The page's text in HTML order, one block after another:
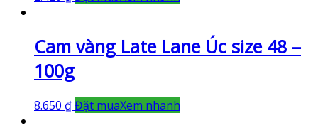
Cam vàng Late Lane Úc size 48 –
100g
8.650 ₫Đặt muaXem nhanh